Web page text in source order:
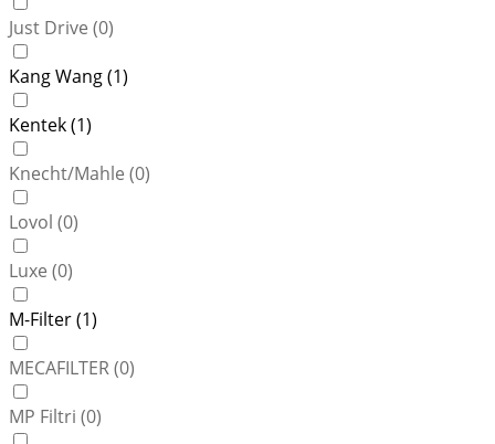
Just Drive (0)
Kang Wang (1)
Kentek (1)
Knecht/Mahle (0)
Lovol (0)
Luxe (0)
M-Filter (1)
MECAFILTER (0)
MP Filtri (0)